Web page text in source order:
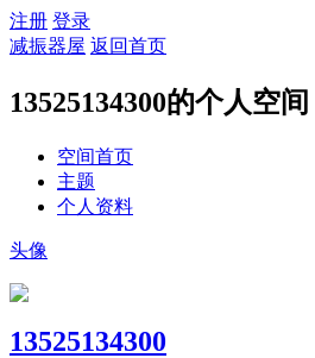
注册 登录
减振器屋 返回首页
13525134300的个人空间
空间首页
主题
个人资料
头像
13525134300